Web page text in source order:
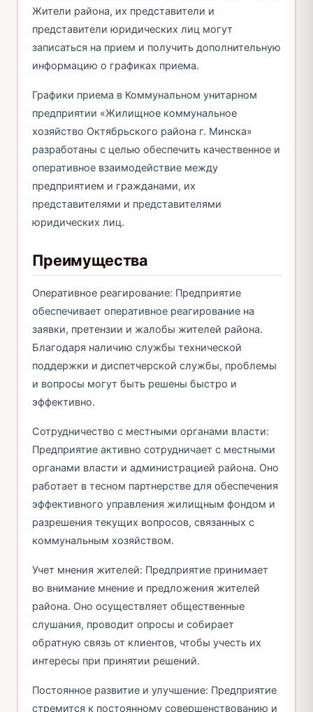
Жители района, их представители и
представители юридических лиц могут
записаться на прием и получить дополнительную
информацию о графиках приема.
Графики приема в Коммунальном унитарном
предприятии «Жилищное коммунальное
хозяйство Октябрьского района г. Минска»
разработаны с целью обеспечить качественное и
оперативное взаимодействие между
предприятием и гражданами, их
представителями и представителями
юридических лиц.
Преимущества
Оперативное реагирование: Предприятие
обеспечивает оперативное реагирование на
заявки, претензии и жалобы жителей района.
Благодаря наличию службы технической
поддержки и диспетчерской службы, проблемы
и вопросы могут быть решены быстро и
эффективно.
Сотрудничество с местными органами власти:
Предприятие активно сотрудничает с местными
органами власти и администрацией района. Оно
работает в тесном партнерстве для обеспечения
эффективного управления жилищным фондом и
разрешения текущих вопросов, связанных с
коммунальным хозяйством.
Учет мнения жителей: Предприятие принимает
во внимание мнение и предложения жителей
района. Оно осуществляет общественные
слушания, проводит опросы и собирает
обратную связь от клиентов, чтобы учесть их
интересы при принятии решений.
Постоянное развитие и улучшение: Предприятие
стремится к постоянному совершенствованию и